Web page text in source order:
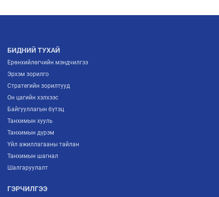
БИДНИЙ ТУХАЙ
Ерөнхийлөгчийн мэндчилгээ
Эрхэм зорилго
Стратегийн зорилтууд
Он цагийн хэлхээс
Байгууллагын бүтэц
Танхимын хууль
Танхимын дүрэм
Үйл ажиллагааны тайлан
Танхимын шагнал
Шалгаруулалт
ГЭРЧИЛГЭЭ